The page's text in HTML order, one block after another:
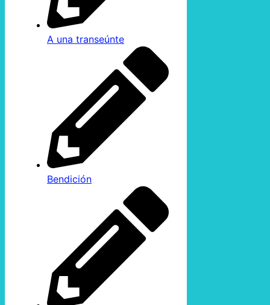
A una transeúnte
Bendición